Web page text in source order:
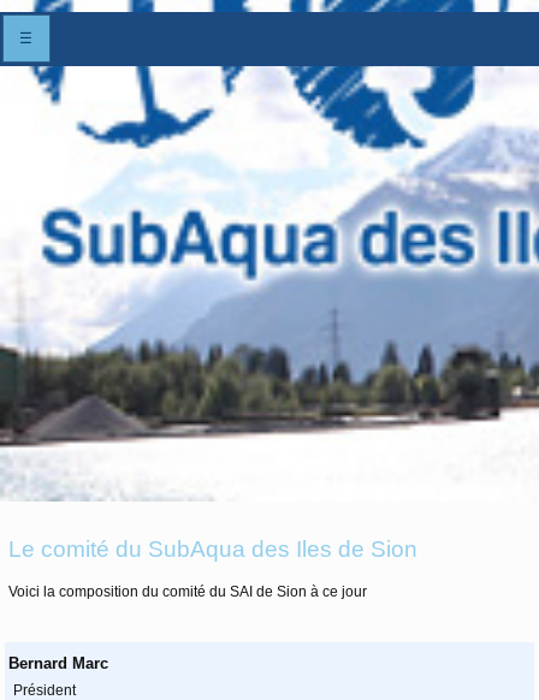
☰
Le comité du SubAqua des Iles de Sion
Voici la composition du comité du SAI de Sion à ce jour
Bernard Marc
Président